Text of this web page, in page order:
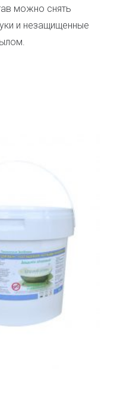
можно снять
и незащищенные